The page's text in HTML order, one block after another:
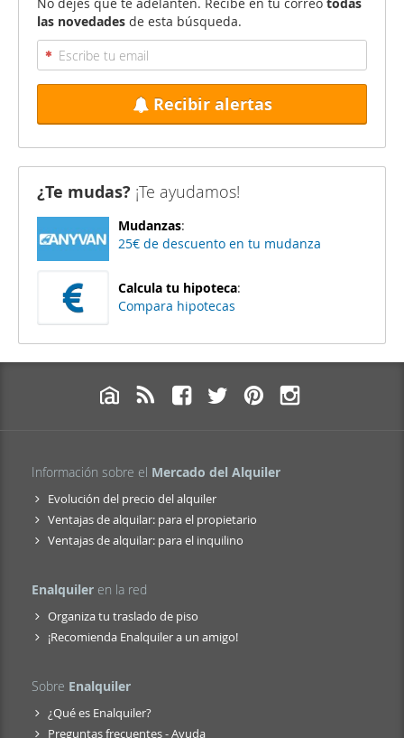
las novedades de esta búsqueda.
Recibir alertas
¿Te mudas? ¡Te ayudamos!
Mudanzas:
25€ de descuento en tu mudanza
Calcula tu hipoteca:
Compara hipotecas
Información sobre el Mercado del Alquiler
Evolución del precio del alquiler
Ventajas de alquilar: para el propietario
Ventajas de alquilar: para el inquilino
Enalquiler en la red
Organiza tu traslado de piso
¡Recomienda Enalquiler a un amigo!
Sobre Enalquiler
¿Qué es Enalquiler?
Preguntas frecuentes - Ayuda